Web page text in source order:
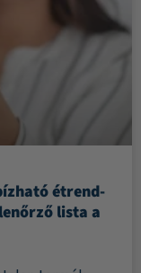
étrend-
lista a